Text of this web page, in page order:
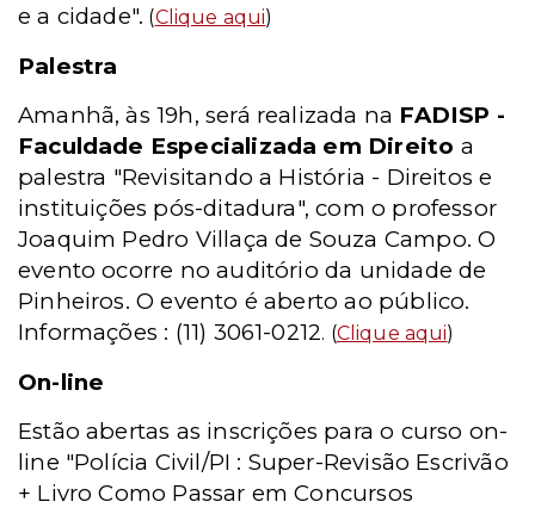
e a cidade". (Clique aqui)
Palestra
Amanhã, às 19h, será realizada na FADISP -
Faculdade Especializada em Direito a
palestra "Revisitando a História - Direitos e
instituições pós-ditadura", com o professor
Joaquim Pedro Villaça de Souza Campo. O
evento ocorre no auditório da unidade de
Pinheiros. O evento é aberto ao público.
Informações : (11) 3061-0212. (Clique aqui)
On-line
Estão abertas as inscrições para o curso on-
line "Polícia Civil/PI : Super-Revisão Escrivão
+ Livro Como Passar em Concursos